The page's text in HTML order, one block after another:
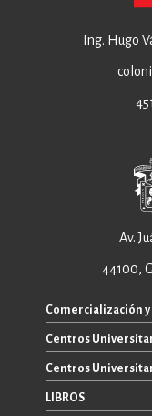
Ing. Hugo
Av.
44100,
Comercialización
+52 33 3640 6326
+52 33 3640 4595
Centros
CUAAD
CUCEA
Centros
CUALTOS
LIBROS